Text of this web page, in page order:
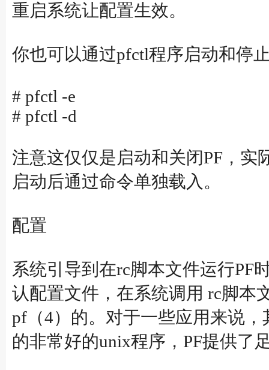
重启系统让配置生效。
你也可以通过pfctl程序启动和停
# pfctl -e
# pfctl -d
注意这仅仅是启动和关闭PF，实
启动后通过命令单独载入。
配置
系统引导到在rc脚本文件运行PF
认配置文件，在系统调用 rc脚本
pf（4）的。对于一些应用来说
的非常好的unix程序，PF提供了